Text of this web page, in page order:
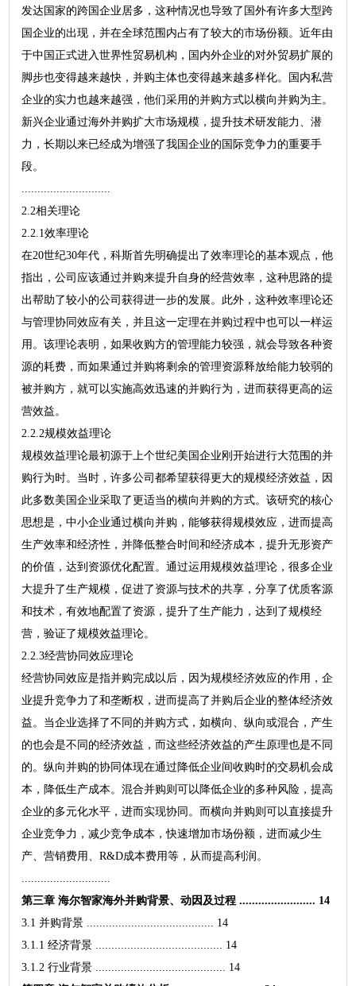
发达国家的跨国企业居多，这种情况也导致了国外有许多大型跨
国企业的出现，并在全球范围内占有了较大的市场份额。近年由
于中国正式进入世界性贸易机构，国内外企业的对外贸易扩展的
脚步也变得越来越快，并购主体也变得越来越多样化。国内私营
企业的实力也越来越强，他们采用的并购方式以横向并购为主。
新兴企业通过海外并购扩大市场规模，提升技术研发能力、潜
力，长期以来已经成为增强了我国企业的国际竞争力的重要手
段。
............................
2.2相关理论
2.2.1效率理论
在20世纪30年代，科斯首先明确提出了效率理论的基本观点，他
指出，公司应该通过并购来提升自身的经营效率，这种思路的提
出帮助了较小的公司获得进一步的发展。此外，这种效率理论还
与管理协同效应有关，并且这一定理在并购过程中也可以一样运
用。该理论表明，如果收购方的管理能力较强，就会导致各种资
源的耗费，而如果通过并购将剩余的管理资源释放给能力较弱的
被并购方，就可以实施高效迅速的并购行为，进而获得更高的运
营效益。
2.2.2规模效益理论
规模效益理论最初源于上个世纪美国企业刚开始进行大范围的并
购行为时。当时，许多公司都希望获得更大的规模经济效益，因
此多数美国企业采取了更适当的横向并购的方式。该研究的核心
思想是，中小企业通过横向并购，能够获得规模效应，进而提高
生产效率和经济性，并降低整合时间和经济成本，提升无形资产
的价值，达到资源优化配置。通过运用规模效益理论，很多企业
大提升了生产规模，促进了资源与技术的共享，分享了优质客源
和技术，有效地配置了资源，提升了生产能力，达到了规模经
营，验证了规模效益理论。
2.2.3经营协同效应理论
经营协同效应是指并购完成以后，因为规模经济效应的作用，企
业提升竞争力了和垄断权，进而提高了并购后企业的整体经济效
益。当企业选择了不同的并购方式，如横向、纵向或混合，产生
的也会是不同的经济效益，而这些经济效益的产生原理也是不同
的。纵向并购的协同体现在通过降低企业间收购时的交易机会成
本，降低生产成本。混合并购则可以降低企业的多种风险，提高
企业的多元化水平，进而实现协同。而横向并购则可以直接提升
企业竞争力，减少竞争成本，快速增加市场份额，进而减少生
产、营销费用、R&D成本费用等，从而提高利润。
............................
第三章 海尔智家海外并购背景、动因及过程 ........................ 14
3.1 并购背景 ........................................ 14
3.1.1 经济背景 ........................................ 14
3.1.2 行业背景 ......................................... 14